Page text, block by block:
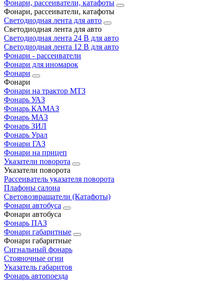
Фонари, рассеиватели, катафоты
Фонари, рассеиватели, катафоты
Светодиодная лента для авто
Светодиодная лента для авто
Светодиодная лента 24 В для авто
Светодиодная лента 12 В для авто
Фонари - рассеиватели
Фонари для иномарок
Фонари
Фонари
Фонари на трактор МТЗ
Фонарь УАЗ
Фонарь КАМАЗ
Фонарь МАЗ
Фонарь ЗИЛ
Фонарь Урал
Фонари ГАЗ
Фонари на прицеп
Указатели поворота
Указатели поворота
Рассеиватель указателя поворота
Плафоны салона
Световозвращатели (Катафоты)
Фонари автобуса
Фонари автобуса
Фонарь ПАЗ
Фонари габаритные
Фонари габаритные
Сигнальный фонарь
Стояночные огни
Указатель габаритов
Фонарь автопоезда